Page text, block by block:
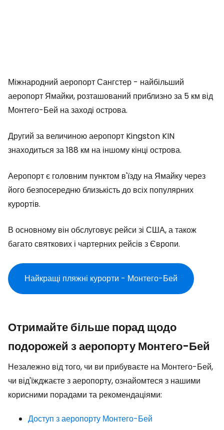
Міжнародний аеропорт Сангстер - найбільший
аеропорт Ямайки, розташований приблизно за 5 км від
Монтего-Бей на заході острова.
Другий за величиною аеропорт Kingston KIN
знаходиться за 188 км на іншому кінці острова.
Аеропорт є головним пунктом в'їзду на Ямайку через
його безпосередню близькість до всіх популярних
курортів.
В основному він обслуговує рейси зі США, а також
багато святкових і чартерних рейсів з Європи.
Найкращі пляжні курорти - Монтего-Бей
Отримайте більше порад щодо
подорожей з аеропорту Монтего-Бей
Незалежно від того, чи ви прибуваєте на Монтего-Бей,
чи від'їжджаєте з аеропорту, ознайомтеся з нашими
корисними порадами та рекомендаціями:
Доступ з аеропорту Монтего-Бей